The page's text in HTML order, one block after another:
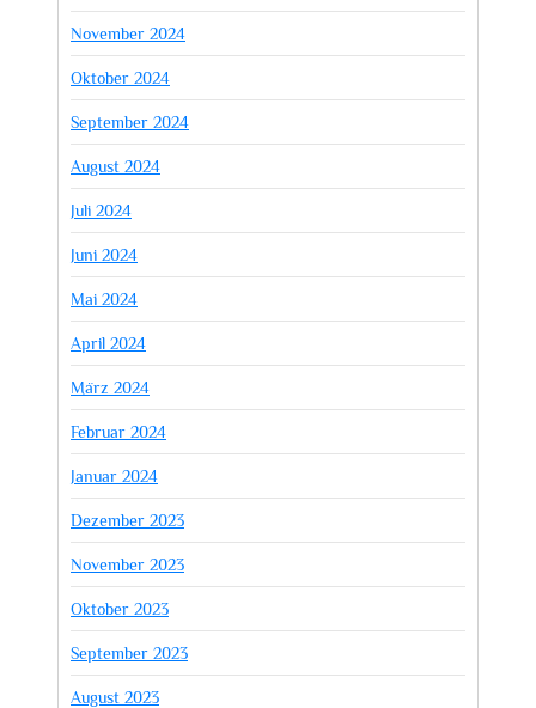
November 2024
Oktober 2024
September 2024
August 2024
Juli 2024
Juni 2024
Mai 2024
April 2024
März 2024
Februar 2024
Januar 2024
Dezember 2023
November 2023
Oktober 2023
September 2023
August 2023